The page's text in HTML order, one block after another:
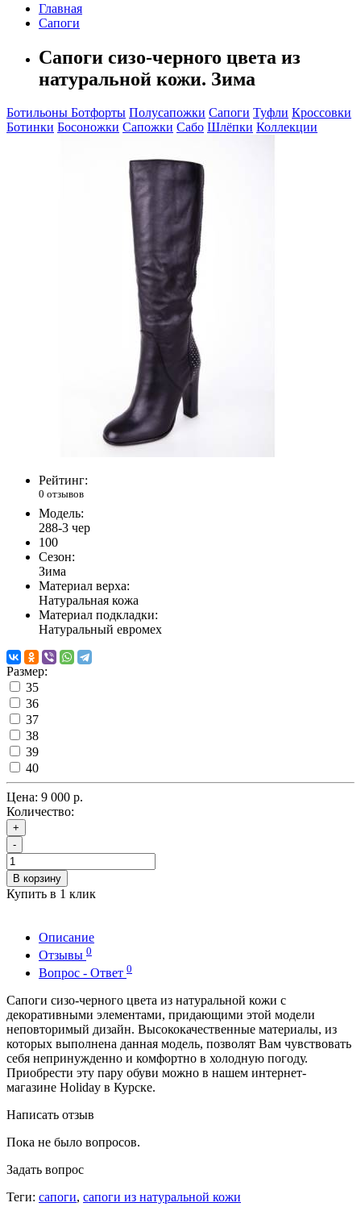
Главная
Сапоги
Сапоги сизо-черного цвета из
натуральной кожи. Зима
Ботильоны Ботфорты Полусапожки Сапоги Туфли Кроссовки
Ботинки Босоножки Сапожки Сабо Шлёпки Коллекции
Рейтинг:
0 отзывов
Модель:
288-3 чер
100
Сезон:
Зима
Материал верха:
Натуральная кожа
Материал подкладки:
Натуральный евромех
Размер:
35
36
37
38
39
40
Цена: 9 000 р.
Количество:
+
-
В корзину
Купить в 1 клик
Описание
Отзывы 0
Вопрос - Ответ 0
Сапоги сизо-черного цвета из натуральной кожи с
декоративными элементами, придающими этой модели
неповторимый дизайн. Высококачественные материалы, из
которых выполнена данная модель, позволят Вам чувствовать
себя непринужденно и комфортно в холодную погоду.
Приобрести эту пару обуви можно в нашем интернет-
магазине Holiday в Курске.
Написать отзыв
Пока не было вопросов.
Задать вопрос
Теги: сапоги, сапоги из натуральной кожи